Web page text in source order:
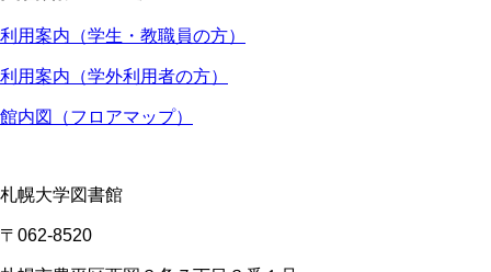
利用案内（学生・教職員の方）
利用案内（学外利用者の方）
館内図（フロアマップ）
札幌大学図書館
〒062-8520